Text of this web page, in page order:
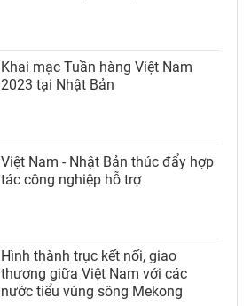
Khai mạc Tuần hàng Việt Nam
2023 tại Nhật Bản
Việt Nam - Nhật Bản thúc đẩy hợp
tác công nghiệp hỗ trợ
Hình thành trục kết nối, giao
thương giữa Việt Nam với các
nước tiểu vùng sông Mekong